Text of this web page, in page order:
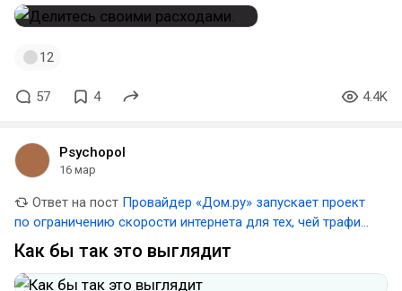
12
57 4 4.4K
Psychopol
16 мар
Ответ на пост Провайдер «Дом.ру» запускает проект
по ограничению скорости интернета для тех, чей трафик
превышает 3 ТБ в месяц
Как бы так это выглядит